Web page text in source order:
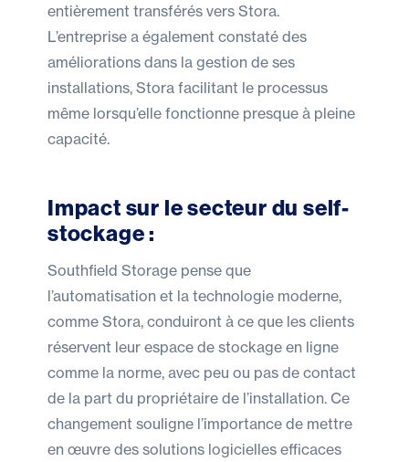
entièrement transférés vers Stora.
L’entreprise a également constaté des
améliorations dans la gestion de ses
installations, Stora facilitant le processus
même lorsqu’elle fonctionne presque à pleine
capacité.
Impact sur le secteur du self-
stockage :
Southfield Storage pense que
l’automatisation et la technologie moderne,
comme Stora, conduiront à ce que les clients
réservent leur espace de stockage en ligne
comme la norme, avec peu ou pas de contact
de la part du propriétaire de l’installation. Ce
changement souligne l’importance de mettre
en œuvre des solutions logicielles efficaces